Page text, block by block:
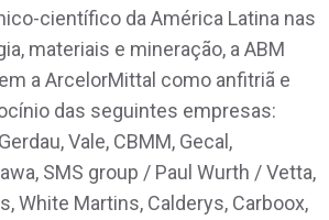
científico da América Latina nas
materiais e mineração, a ABM
a ArcelorMittal como anfitriã e
das seguintes empresas:
Vale, CBMM, Gecal,
SMS group / Paul Wurth / Vetta,
White Martins, Calderys, Carboox,